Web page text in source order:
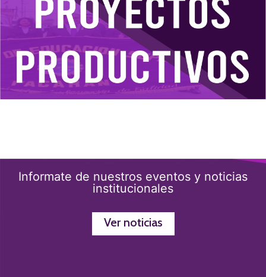
Informate de nuestros eventos y noticias
institucionales
Ver noticias